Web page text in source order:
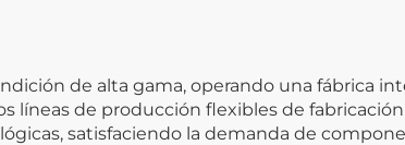
de alta gama, operando una fábrica
líneas de producción flexibles de
satisfaciendo la demanda de